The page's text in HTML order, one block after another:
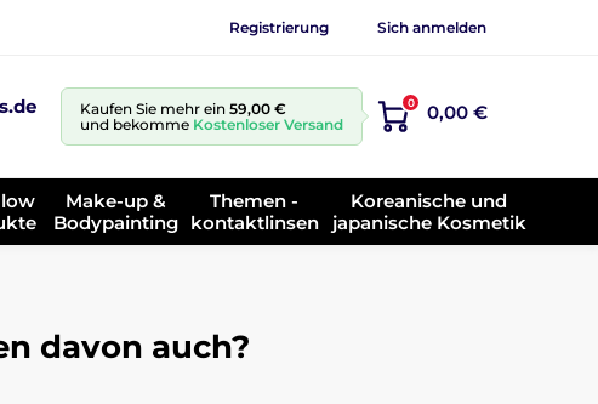
Registrierung Sich anmelden
Kaufen Sie mehr ein 59,00 €
und bekomme Kostenloser Versand
0 0,00 €
Make-up &
Bodypainting
Themen -
kontaktlinsen
Koreanische und
japanische Kosmetik
davon auch?